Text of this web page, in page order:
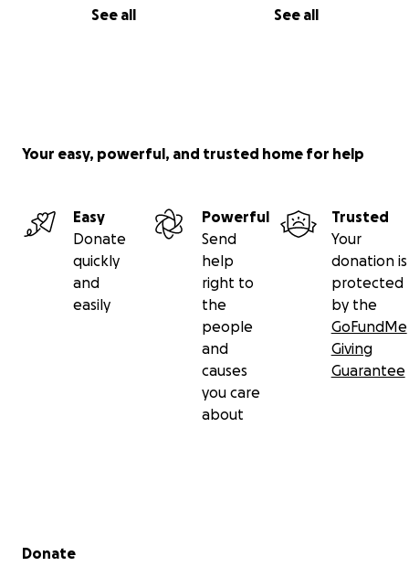
See all See all
Your easy, powerful, and trusted home for help
Easy
Donate
quickly
and
easily
Powerful
Send
help
right to
the
people
and
causes
you care
about
Trusted
Your
donation is
protected
by the
GoFundMe
Giving
Guarantee
Secondary menu
Donate